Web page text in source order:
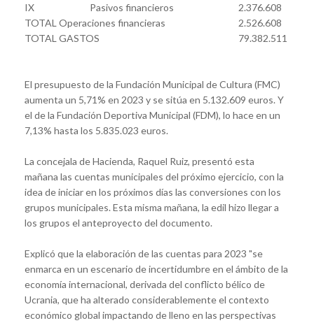
IX
Pasivos financieros
2.376.608
TOTAL Operaciones financieras
2.526.608
TOTAL GASTOS
79.382.511
El presupuesto de la Fundación Municipal de Cultura (FMC)
aumenta un 5,71% en 2023 y se sitúa en 5.132.609 euros. Y
el de la Fundación Deportiva Municipal (FDM), lo hace en un
7,13% hasta los 5.835.023 euros.
La concejala de Hacienda, Raquel Ruiz, presentó esta
mañana las cuentas municipales del próximo ejercicio, con la
idea de iniciar en los próximos días las conversiones con los
grupos municipales. Esta misma mañana, la edil hizo llegar a
los grupos el anteproyecto del documento.
Explicó que la elaboración de las cuentas para 2023 "se
enmarca en un escenario de incertidumbre en el ámbito de la
economía internacional, derivada del conflicto bélico de
Ucrania, que ha alterado considerablemente el contexto
económico global impactando de lleno en las perspectivas